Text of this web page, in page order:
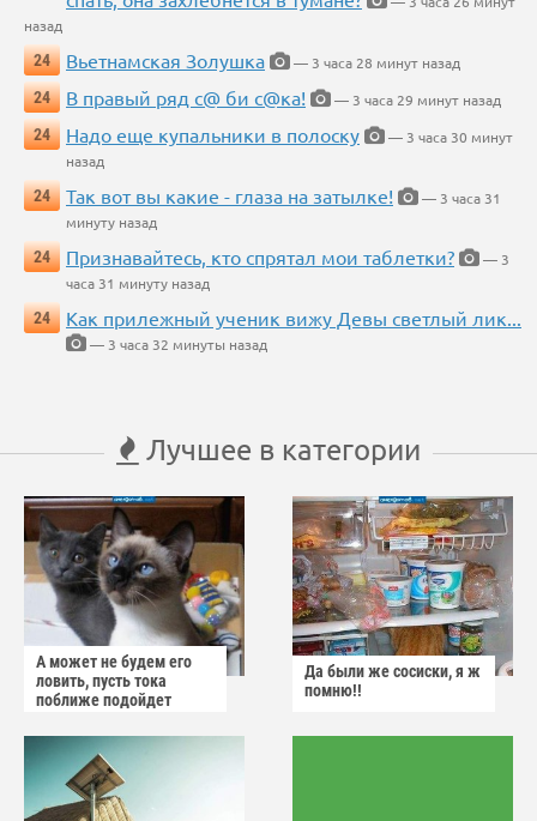
назад
24
Вьетнамская Золушка
— 3 часа 28 минут назад
24
В правый ряд с@ би с@ка!
— 3 часа 29 минут назад
24
Надо еще купальники в полоску
— 3 часа 30 минут
назад
24
Так вот вы какие - глаза на затылке!
— 3 часа 31
минуту назад
24
Признавайтесь, кто спрятал мои таблетки?
— 3
часа 31 минуту назад
24
Как прилежный ученик вижу Девы светлый лик...
— 3 часа 32 минуты назад
Лучшее в категории
А может не будем его
ловить, пусть тока
поближе подойдет
Да были же сосиски, я ж
помню!!